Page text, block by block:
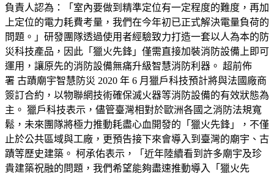
負責人認為：「室內要做到精準定位有一定程度的難度，再加
上定位的電力耗費考量，我們在今年初已正式解決電量負荷的
問題。」研發團隊透過使用者經驗致力打造一套以人為本的防
災科技產品，因此「獵火先鋒」僅需直接加裝消防設備上即可
運用，讓原先的消防設備無痛升級智慧消防利器。 超前佈
署 古蹟廟宇智慧防災 2020 年 6 月獵戶科技預計將與法國廠商
簽訂合約，以物聯網技術確保滅火器等消防設備的有效狀態為
主。 獵戶科技表示，儘管臺灣相對於歐洲各國之消防法規寬
鬆，未來團隊將極力推動耗盡心血開發的「獵火先鋒」，不僅
止於公共區域與工廠，更預告接下來會導入到臺灣的廟宇、古
蹟等歷史建築。 柯承佑表示，「近年陸續看到許多廟宇及珍
貴建築祝融的問題，我們希望能夠盡速推動導入「獵火先